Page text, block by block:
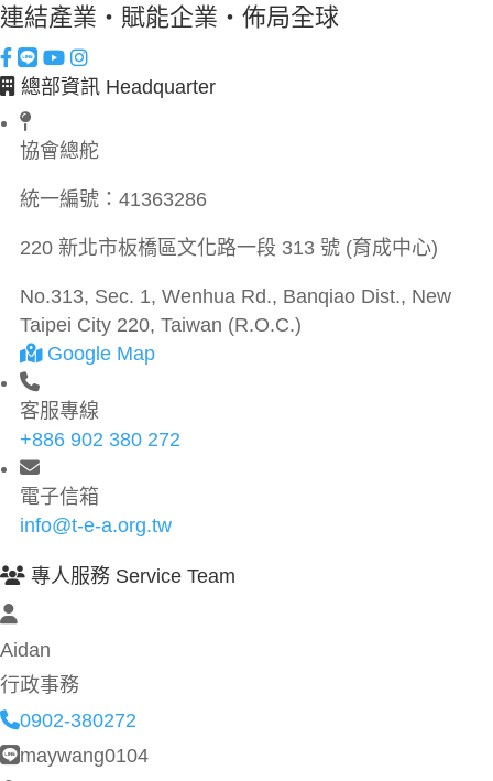
連結產業・賦能企業・佈局全球
總部資訊 Headquarter
協會總舵
統一編號： 41363286
220 新北市板橋區文化路一段 313 號 (育成中心)
No.313, Sec. 1, Wenhua Rd., Banqiao Dist., New
Taipei City 220, Taiwan (R.O.C.)
Google Map
客服專線
+886 902 380 272
電子信箱
info@t-e-a.org.tw
專人服務 Service Team
Aidan
行政事務
0902-380272
maywang0104